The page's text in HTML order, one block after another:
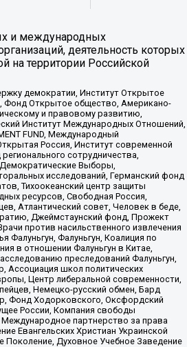
и международных
деятельность которых
на территории Российской
демократии, Институт Открытое
Фонд Открытое общество, Американо-
и правовому развитию,
Институт Международных Отношений,
FUND, Международный
Россия, Институт современной
сотрудничества,
Выборы,
исследований, Германский фонд
Тихоокеанский центр защиты
ресурсов, Свободная Россия,
Атлантический совет, Человек в беде,
Джеймстаунский фонд, Прожект
против насильственного извлечения
Фалуньгун, Фалуньгун, Коалиция по
в отношении Фалуньгун в Китае,
преследований Фалуньгун,
Ассоциация школ политических
Центр либеральной современности,
Немецко-русский обмен, Бард
Фонд Ходорковского, Оксфордский
России, Компания свободы
партнерство за права
Евангельских Христиан Украинской
Поколение, Духовное Учебное Заведение